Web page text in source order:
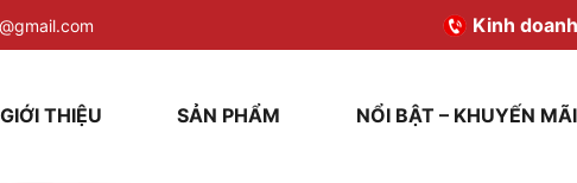
Kinh
GIỚI THIỆU SẢN PHẨM NỔI BẬT – KHUYẾN MÃI